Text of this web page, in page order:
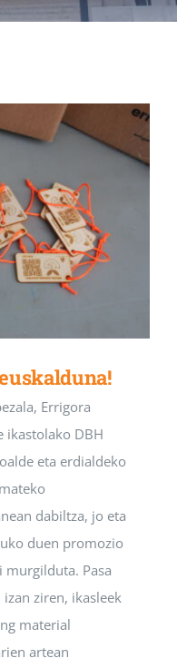
Errigora
ikastolako DBH
eta erdialdeko
dabiltza, jo eta
duen promozio
Pasa
ziren, ikasleek
material
artean